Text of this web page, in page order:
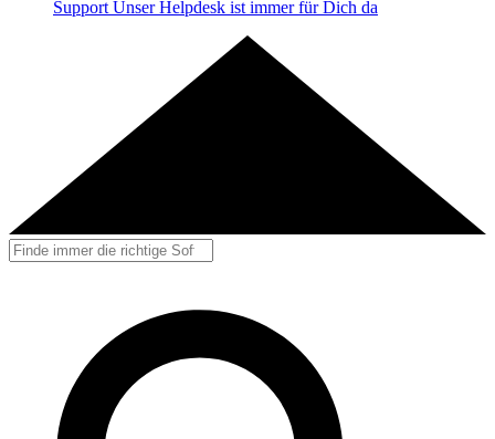
Support Unser Helpdesk ist immer für Dich da